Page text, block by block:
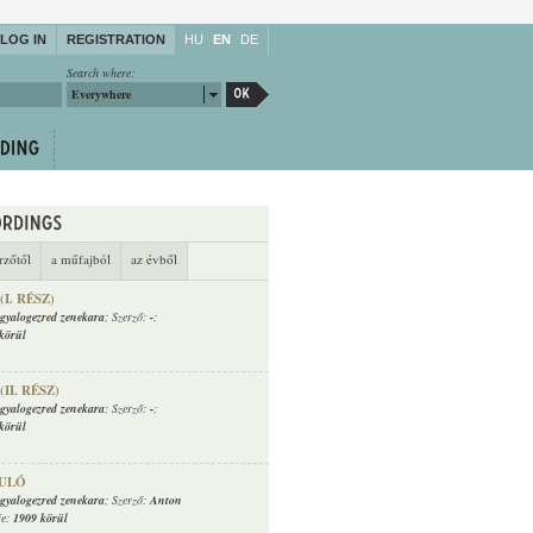
LOG IN REGISTRATION HU EN DE
Search where:
Everywhere
a műfajból az évből
RÉSZ)
zenekara; Szerző: -;
RÉSZ)
zenekara; Szerző: -;
zenekara; Szerző:Anton
1909 körül